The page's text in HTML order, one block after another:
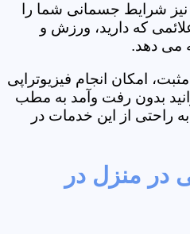
نیز شرایط جسمانی شما را
که دارید، ورزش و
می دهد.
امکان انجام فیزیوتراپی
بدون رفت وآمد به مطب
راحتی از این خدمات در
در منزل در